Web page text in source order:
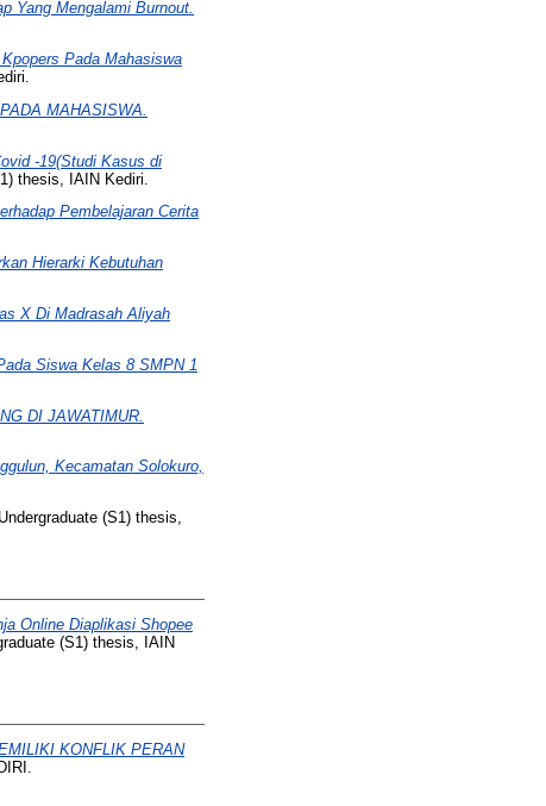
Yang Mengalami Burnout.
Pada Mahasiswa
MAHASISWA.
-19(Studi Kasus di
thesis, IAIN Kediri.
Pembelajaran Cerita
Hierarki Kebutuhan
X Di Madrasah Aliyah
Siswa Kelas 8 SMPN 1
DI JAWATIMUR.
Kecamatan Solokuro,
Undergraduate (S1) thesis,
Online Diaplikasi Shopee
(S1) thesis, IAIN
KONFLIK PERAN